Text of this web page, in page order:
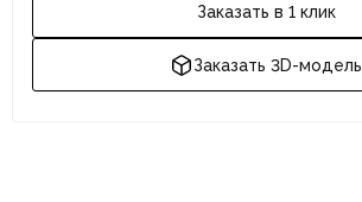
Заказать в 1 клик
Заказать 3D-модель